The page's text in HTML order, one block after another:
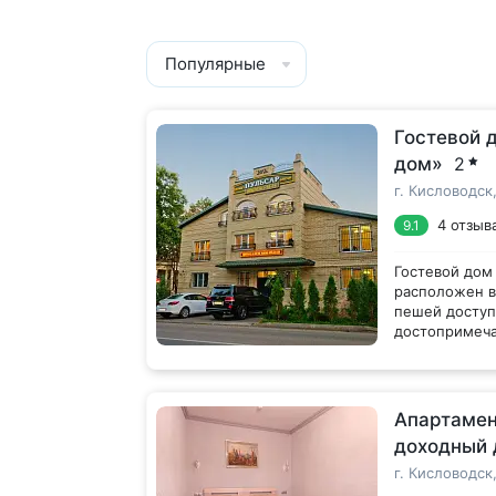
Популярные
Гостевой
дом» 2
г.
9.1 4
Гостевой
расположен
пешей
находятся в
Корпуса «А»
двухэтажном
века в 200 м
Гостям
категорий:
Улучшенный
доходный
г.